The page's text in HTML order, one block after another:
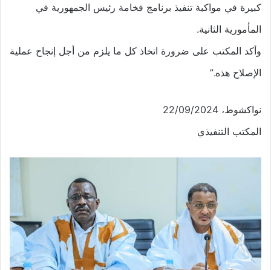
كبيرة في مواكبة تنفيذ برنامج فخامة رئيس الجمهورية في
المأمورية الثانية.
وأكد المكتب على ضرورة اتخاذ كل ما يلزم من أجل إنجاح عملية
الإصلاح هذه.”
نواكشوط، 22/09/2024
المكتب التنفيذي